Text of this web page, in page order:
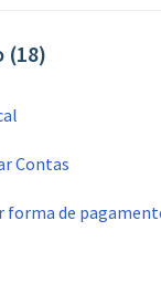
Menu Financeiro (18)
Contas
forma de